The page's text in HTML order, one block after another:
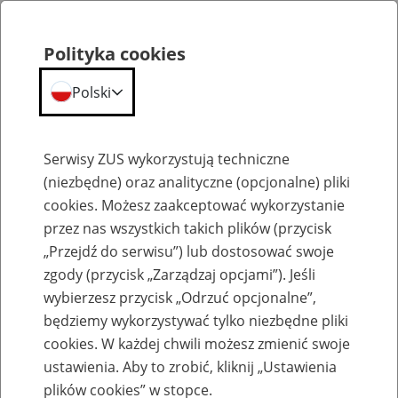
Emerytury
Baza zlikwidowanych lub
przekształconych zakładów pracy
Polityka cookies
Polski
Serwisy ZUS wykorzystują techniczne
(niezbędne) oraz analityczne (opcjonalne) pliki
cookies. Możesz zaakceptować wykorzystanie
przez nas wszystkich takich plików (przycisk
„Przejdź do serwisu”) lub dostosować swoje
zgody (przycisk „Zarządzaj opcjami”). Jeśli
wybierzesz przycisk „Odrzuć opcjonalne”,
będziemy wykorzystywać tylko niezbędne pliki
cookies. W każdej chwili możesz zmienić swoje
ustawienia. Aby to zrobić, kliknij „Ustawienia
plików cookies” w stopce.